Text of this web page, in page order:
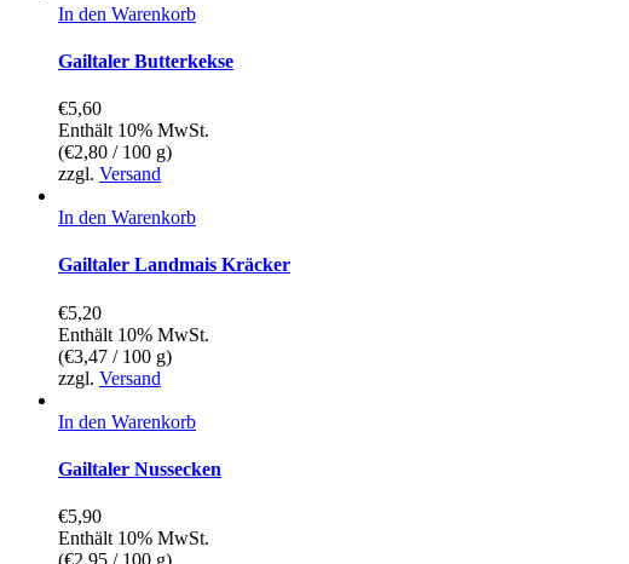
In den Warenkorb
Gailtaler Butterkekse
€5,60
Enthält 10% MwSt.
(€2,80 / 100 g)
zzgl. Versand
In den Warenkorb
Gailtaler Landmais Kräcker
€5,20
Enthält 10% MwSt.
(€3,47 / 100 g)
zzgl. Versand
In den Warenkorb
Gailtaler Nussecken
€5,90
Enthält 10% MwSt.